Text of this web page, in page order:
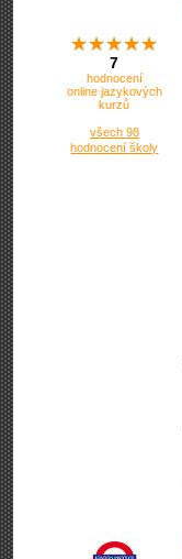
7
hodnocení
online jazykových
kurzů
všech 98
hodnocení školy